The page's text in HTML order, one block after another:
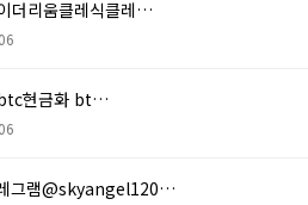
리움클레식클레…
현금화 bt…
그램@skyangel120…